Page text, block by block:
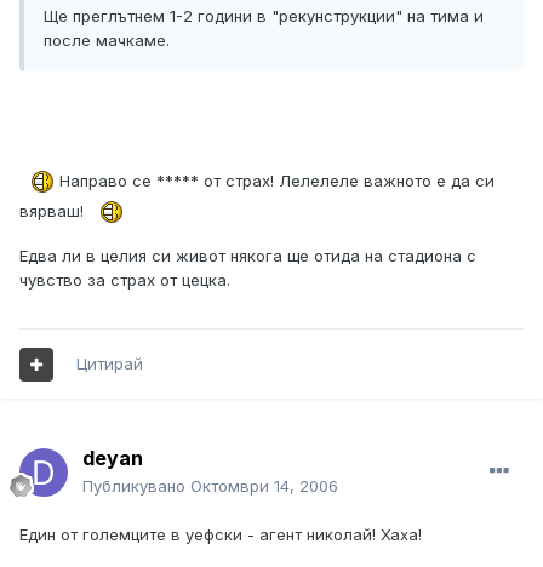
Ще преглътнем 1-2 години в "рекунструкции" на тима и
после мачкаме.
Направо се ***** от страх! Лелелеле важното е да си
вярваш!
Едва ли в целия си живот някога ще отида на стадиона с
чувство за страх от цецка.
Цитирай
deyan
Публикувано Октомври 14, 2006
Един от големците в уефски - агент николай! Хаха!